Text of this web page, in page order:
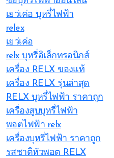
เยว่เค่อ บุหรี่ไฟฟ้า
relex
เยว่เค่อ
relx บุหรี่อิเล็กทรอนิกส์
เครื่อง RELX ของแท้
เครื่อง RELX รุ่นล่าสุด
RELX บุหรี่ไฟฟ้า ราคาถูก
เครื่องสูบบุหรี่ไฟฟ้า
พอตไฟฟ้า relx
เครื่องบุหรี่ไฟฟ้า ราคาถูก
รสชาติหัวพอต RELX